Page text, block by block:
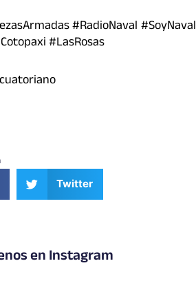
#RadioNaval #SoyNaval
#LasRosas
Twitter
en Instagram